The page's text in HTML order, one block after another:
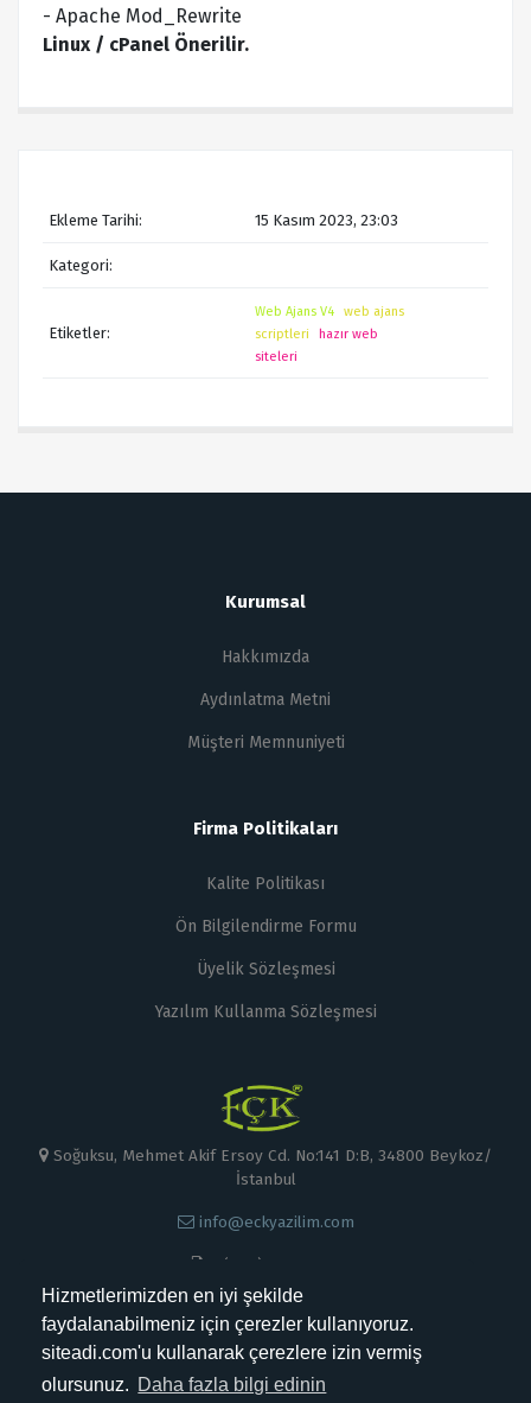
Hizmetlerimizden en iyi şekilde
faydalanabilmeniz için çerezler kullanıyoruz.
siteadi.com'u kullanarak çerezlere izin vermiş
olursunuz. Daha fazla bilgi edinin
- Apache Mod_Rewrite
Linux / cPanel Önerilir.
Ekleme Tarihi: 15 Kasım 2023, 23:03
Kategori:
Etiketler:
Web Ajans V4
web ajans
scriptleri
hazır web
siteleri
Kurumsal
Hakkımızda
Aydınlatma Metni
Müşteri Memnuniyeti
Firma Politikaları
Kalite Politikası
Ön Bilgilendirme Formu
Üyelik Sözleşmesi
Yazılım Kullanma Sözleşmesi
Soğuksu, Mehmet Akif Ersoy Cd. No:141 D:B, 34800 Beykoz/
İstanbul
info@eckyazilim.com
0 (000) 000 00 00